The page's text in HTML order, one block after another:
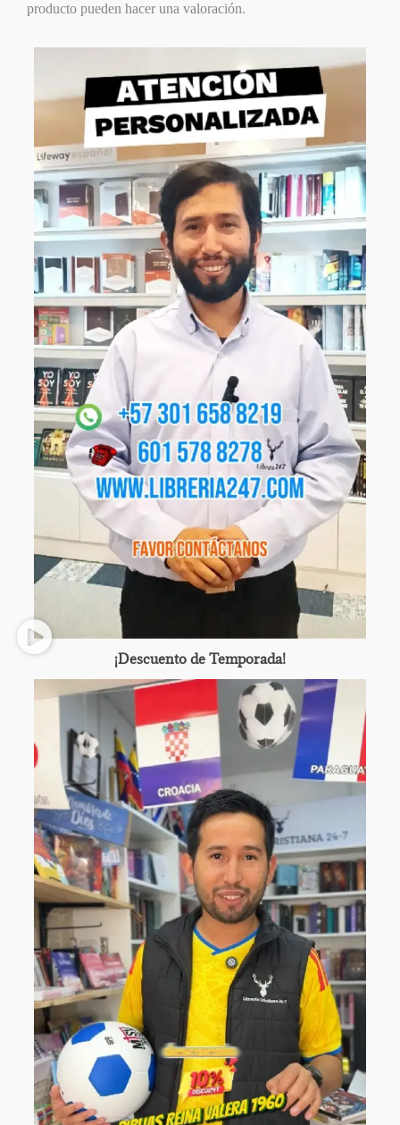
producto pueden hacer una valoración.
¡Descuento de Temporada!